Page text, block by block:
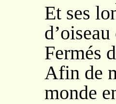
Et ses
Fermés
Afin de
monde